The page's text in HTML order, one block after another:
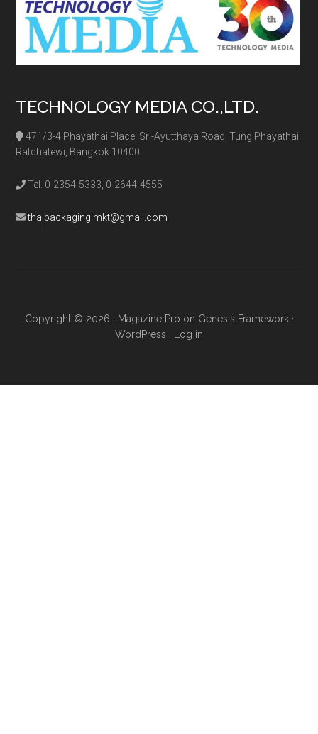
TECHNOLOGY MEDIA CO.,LTD.
471/3-4 Phayathai Place, Sri-Ayutthaya Road, Tung Phayathai
Ratchatewi, Bangkok 10400
Tel. 0-2354-5333, 0-2644-4555
thaipackaging.mkt@gmail.com
Copyright © 2026 · Magazine Pro on Genesis Framework·
WordPress · Log in